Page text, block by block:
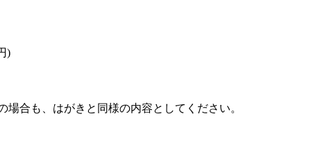
)
合も、はがきと同様の内容としてください。